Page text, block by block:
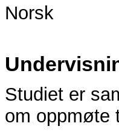
Norsk
Studiet er
om oppmøte